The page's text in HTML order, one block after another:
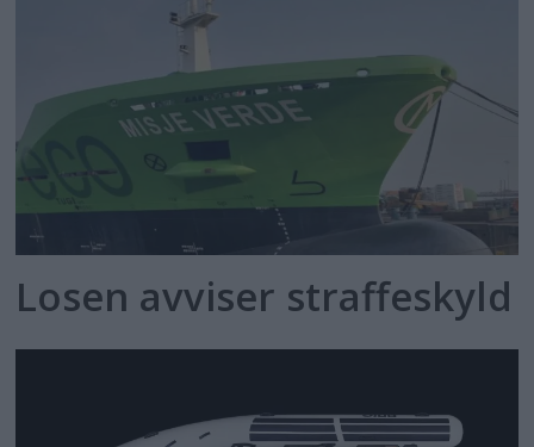
Losen avviser straffeskyld